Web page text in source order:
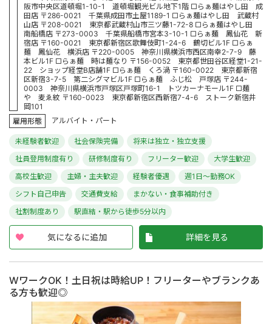
阪市中央区道頓堀1-10-1 道頓堀観光ビル地下1階 □らぁ麺はやし田 成
田店 〒286-0021 千葉県成田市土屋1189-1 □らぁ麺はやし田 武蔵村
山店 〒208-0021 東京都武蔵村山市三ツ藤1-72-8 □らぁ麺はやし田
南船橋店 〒273-0003 千葉県船橋市宮本3-10-1 □らぁ麺 鳳仙花 新
宿店 〒160-0021 東京都新宿区歌舞伎町1-24-6 鶴切ビル1F □らぁ
麺 鳳仙花 横浜店 〒220-0005 神奈川県横浜市西区南幸2-7-9 藤
本ビル1F □らぁ麺 時は麺なり 〒156-0052 東京都世田谷区経堂1-21-
22 ショップ経堂B店舗1F □らぁ麺 くろ渦 〒160-0022 東京都新宿
区新宿3-7-5 第二シグマビル1F □らぁ麺 ふじ松 戸塚店 〒244-
0003 神奈川県横浜市戸塚区戸塚町16-1 トツカーナモール1F □麺
や 麦ゑ紋 〒160-0023 東京都新宿区西新宿7-4-6 ストーク新宿井
岡101
雇用形態
アルバイト・パート
未経験者歓迎 社会保険完備
将来は独立・独立支援
社員登用制度有り
研修制度有り フリーター歓迎
大学生歓迎
高校生歓迎
主婦・主夫歓迎 経験者優遇
週1日～勤務OK
シフト自己申告
交通費支給
まかない・食事補助付き
社割制度あり
駅直結・駅から徒歩5分以内
気になるに追加 詳細を見る
WワークOK！土日祝は時給UP！フリーターやブランクあ
る方も歓迎◎